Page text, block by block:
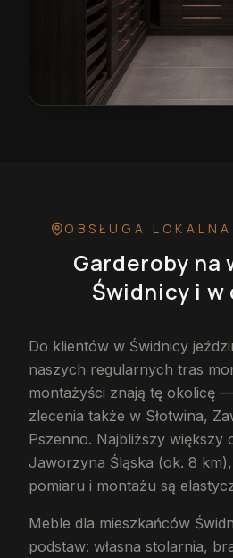
OBSŁUGA LOKALNA
Garderoby na
Świdnicy i w
Do klientów w Świdnicy
naszych regularnych tras
montażyści znają tę okolicę
zlecenia także w Słotwina,
Pszenno. Najbliższy większy
Jaworzyna Śląska (ok. 8
pomiaru i montażu są
Meble dla mieszkańców
podstaw: własna stolarnia,